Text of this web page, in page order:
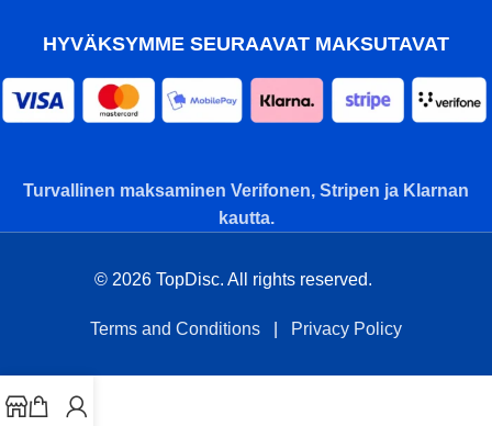
HYVÄKSYMME SEURAAVAT MAKSUTAVAT
Turvallinen maksaminen Verifonen, Stripen ja Klarnan
kautta.
© 2026 TopDisc. All rights reserved.
Terms and Conditions Privacy Policy